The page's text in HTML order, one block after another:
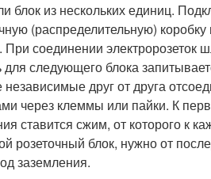
блок из нескольких единиц.
(распределительную)
соединении электророзеток
следующего блока
друг от друга
через клеммы или пайки. К
ставится сжим, от которого к
розеточный блок, нужно от
заземления.